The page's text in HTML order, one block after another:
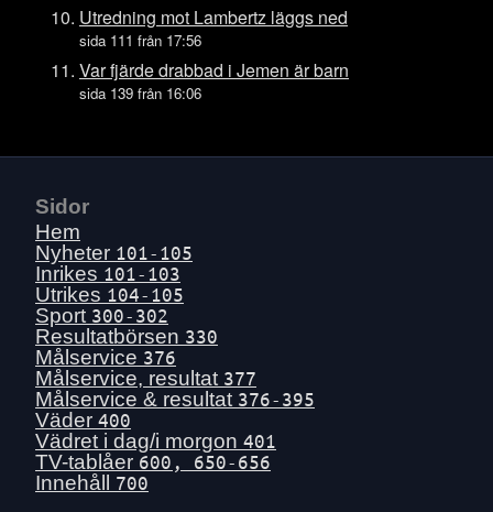
Lör 11 juli
Fre 10 juli
Tors 9 juli
Tis 7 juli
Sön 5 juli
Lör 4 juli
Fre 3 juli
Tors 2 juli
Ons 1 juli
Tis 30 juni
Mån 29 juni
Sön 28 juni
Lör 27 juni
Fre 26 juni
Utredning mot Lambertz läggs ned
sida 111 från 17:56
Var fjärde drabbad i Jemen är barn
sida 139 från 16:06
Sidor
Hem
Nyheter 101-105
Inrikes 101-103
Utrikes 104-105
Sport 300-302
Resultatbörsen 330
Målservice 376
Målservice, resultat 377
Målservice & resultat 376-395
Väder 400
Vädret i dag/i morgon 401
TV-tablåer 600, 650-656
Innehåll 700